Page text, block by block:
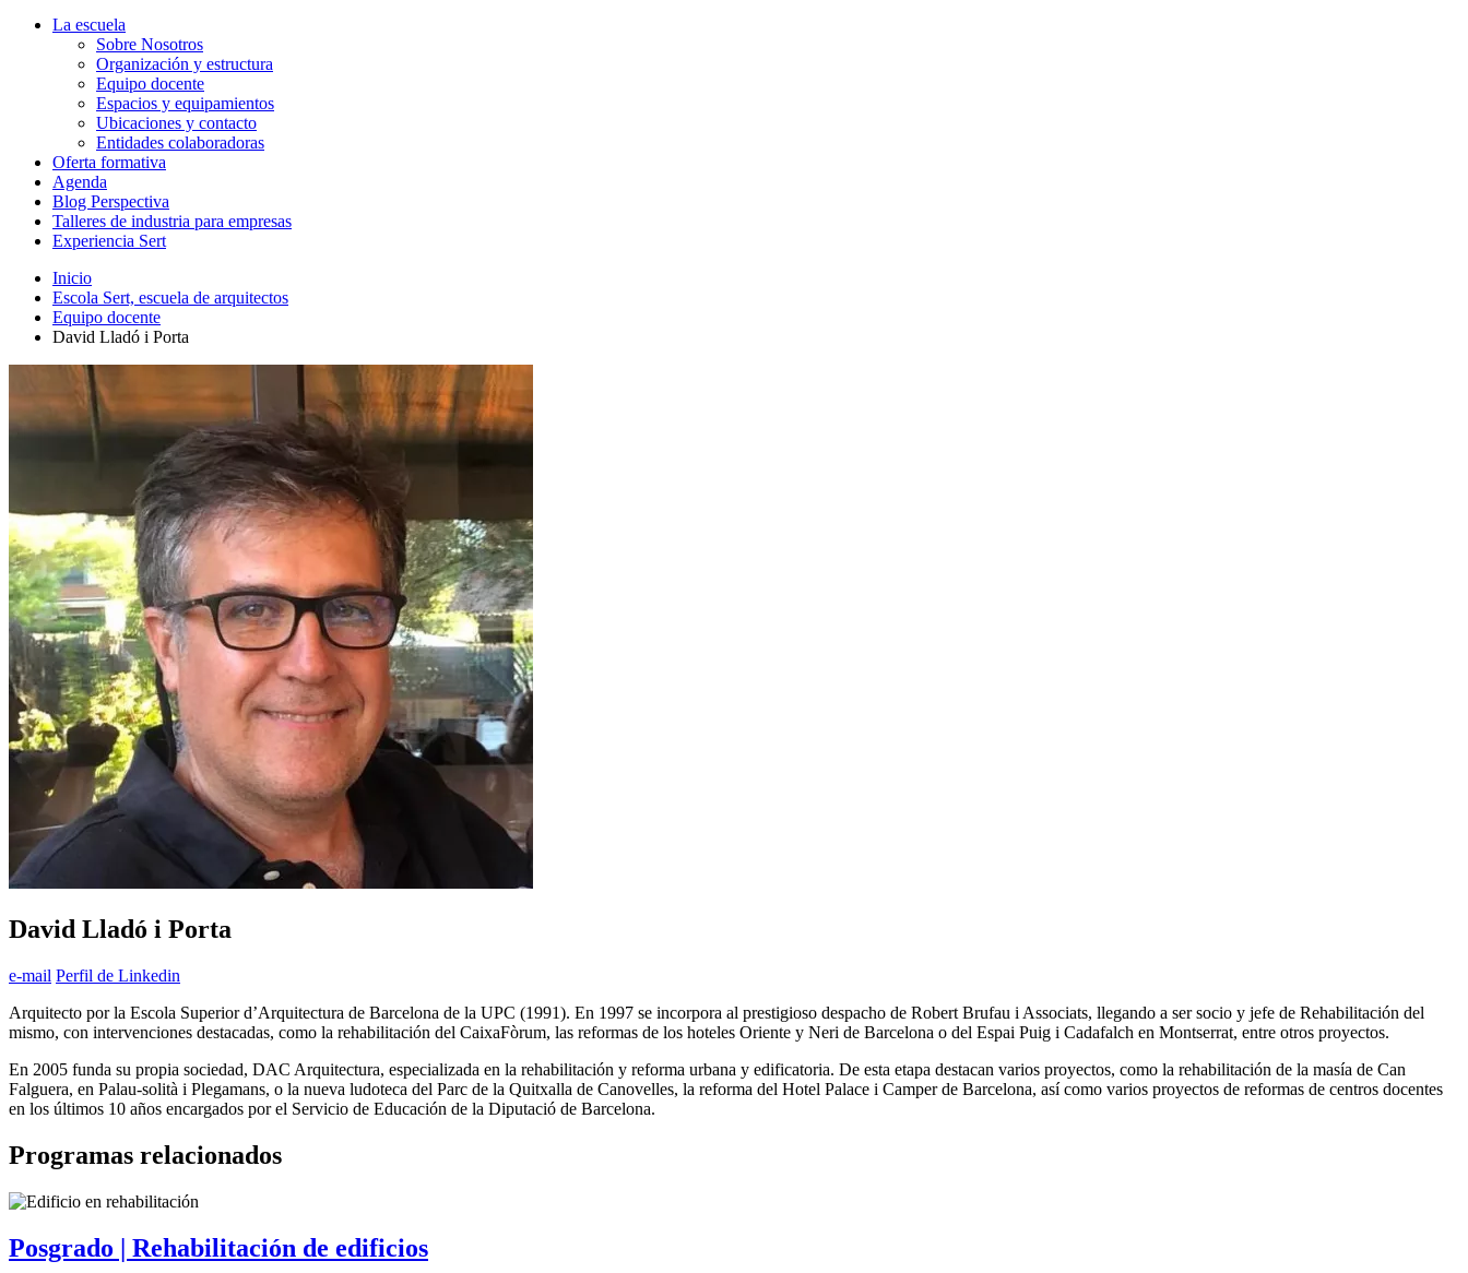
La escuela
Sobre Nosotros
Organización y estructura
Equipo docente
Espacios y equipamientos
Ubicaciones y contacto
Entidades colaboradoras
Oferta formativa
Agenda
Blog Perspectiva
Talleres de industria para empresas
Experiencia Sert
Inicio
Escola Sert, escuela de arquitectos
Equipo docente
David Lladó i Porta
David Lladó i Porta
e-mail Perfil de Linkedin
Arquitecto por la Escola Superior d’Arquitectura de Barcelona de la UPC (1991). En 1997 se incorpora al prestigioso despacho de Robert Brufau i Associats, llegando a ser socio y jefe de Rehabilitación del
mismo, con intervenciones destacadas, como la rehabilitación del CaixaFòrum, las reformas de los hoteles Oriente y Neri de Barcelona o del Espai Puig i Cadafalch en Montserrat, entre otros proyectos.
En 2005 funda su propia sociedad, DAC Arquitectura, especializada en la rehabilitación y reforma urbana y edificatoria. De esta etapa destacan varios proyectos, como la rehabilitación de la masía de Can
Falguera, en Palau-solità i Plegamans, o la nueva ludoteca del Parc de la Quitxalla de Canovelles, la reforma del Hotel Palace i Camper de Barcelona, así como varios proyectos de reformas de centros docentes
en los últimos 10 años encargados por el Servicio de Educación de la Diputació de Barcelona.
Programas relacionados
Posgrado | Rehabilitación de edificios